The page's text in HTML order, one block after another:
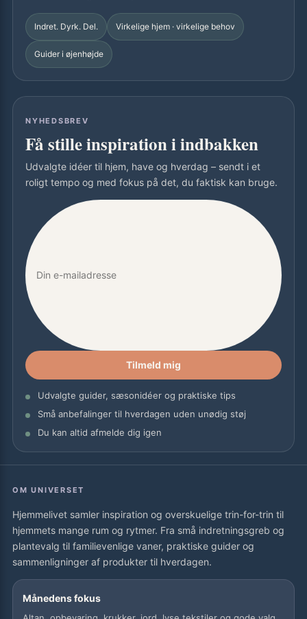
Indret. Dyrk. Del. Virkelige hjem · virkelige behov
Guider i øjenhøjde
NYHEDSBREV
Få stille inspiration i indbakken
Udvalgte idéer til hjem, have og hverdag – sendt i et
roligt tempo og med fokus på det, du faktisk kan bruge.
Tilmeld mig
Udvalgte guider, sæsonidéer og praktiske tips
Små anbefalinger til hverdagen uden unødig støj
Du kan altid afmelde dig igen
OM UNIVERSET
Hjemmelivet samler inspiration og overskuelige trin-for-trin til
hjemmets mange rum og rytmer. Fra små indretningsgreb og
plantevalg til familievenlige vaner, praktiske guider og
sammenligninger af produkter til hverdagen.
Månedens fokus